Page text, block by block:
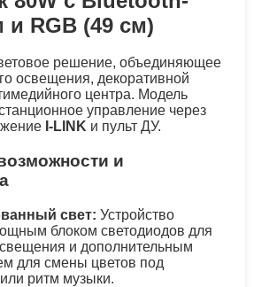
RGB (49 см)
решение, объединяющее
освещения, декоративной
центра. Модель
управление через
I-LINK и пульт ДУ.
и
свет: Устройство
блоком светодиодов для
и дополнительным
для смены цветов под
ритм музыки.